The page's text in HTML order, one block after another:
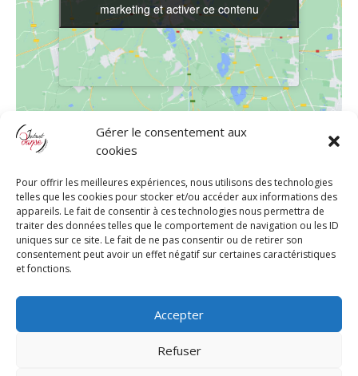
Gérer le consentement aux
cookies
Pour offrir les meilleures expériences, nous utilisons des technologies
telles que les cookies pour stocker et/ou accéder aux informations des
appareils. Le fait de consentir à ces technologies nous permettra de
traiter des données telles que le comportement de navigation ou les ID
uniques sur ce site. Le fait de ne pas consentir ou de retirer son
consentement peut avoir un effet négatif sur certaines caractéristiques
et fonctions.
Accepter
Refuser
LIEU
Les Salons de Véde, Route de la Sainte-Baume
Auriol, 13390 France + Google Map
marketing et activer ce contenu
marketing et activer ce contenu
Week-End Dance & Fun
2022
2022